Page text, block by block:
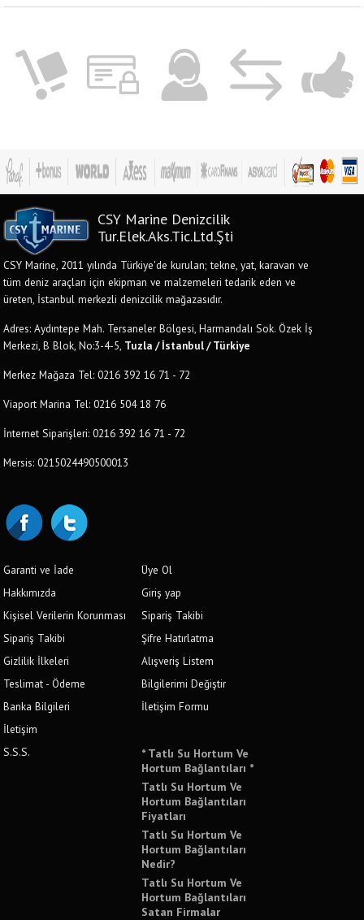
CSY Marine Denizcilik
Tur.Elek.Aks.Tic.Ltd.Şti
CSY Marine, 2011 yılında Türkiye'de kurulan; tekne, yat, karavan ve
tüm deniz araçları için ekipman ve malzemeleri tedarik eden ve
üreten, İstanbul merkezli denizcilik mağazasıdır.
Adres: Aydıntepe Mah. Tersaneler Bölgesi, Harmandalı Sok. Özek İş
Merkezi, B Blok, No:3-4-5, Tuzla / İstanbul / Türkiye
Merkez Mağaza Tel: 0216 392 16 71 - 72
Viaport Marina Tel: 0216 504 18 76
İnternet Siparişleri: 0216 392 16 71 - 72
Mersis: 0215024490500013
Garanti ve İade
Hakkımızda
Kişisel Verilerin Korunması
Sipariş Takibi
Gizlilik İlkeleri
Teslimat - Ödeme
Banka Bilgileri
İletişim
S.S.S.
Üye Ol
Giriş yap
Sipariş Takibi
Şifre Hatırlatma
Alışveriş Listem
Bilgilerimi Değiştir
İletişim Formu
* Tatlı Su Hortum Ve
Hortum Bağlantıları *
Tatlı Su Hortum Ve
Hortum Bağlantıları
Fiyatları
Tatlı Su Hortum Ve
Hortum Bağlantıları
Nedir?
Tatlı Su Hortum Ve
Hortum Bağlantıları
Satan Firmalar